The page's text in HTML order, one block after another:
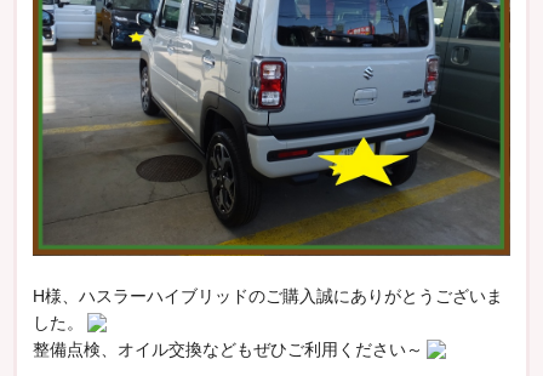
H様、ハスラーハイブリッドのご購入誠にありがとうございま
した。
整備点検、オイル交換などもぜひご利用ください～